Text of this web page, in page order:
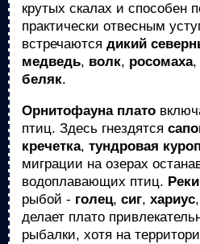
крутых скалах и способен
практически отвесным
встречаются дикий
медведь, волк, росомаха,
беляк.
Орнитофауна плато
птиц. Здесь гнездятся
кречетка, тундровая
миграции на озерах
водоплавающих птиц.
рыбой - голец, сиг, хариус,
делает плато
рыбалки, хотя на